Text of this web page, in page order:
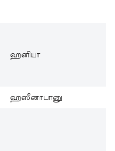
ஹனியா
ஹஸீனாபானு